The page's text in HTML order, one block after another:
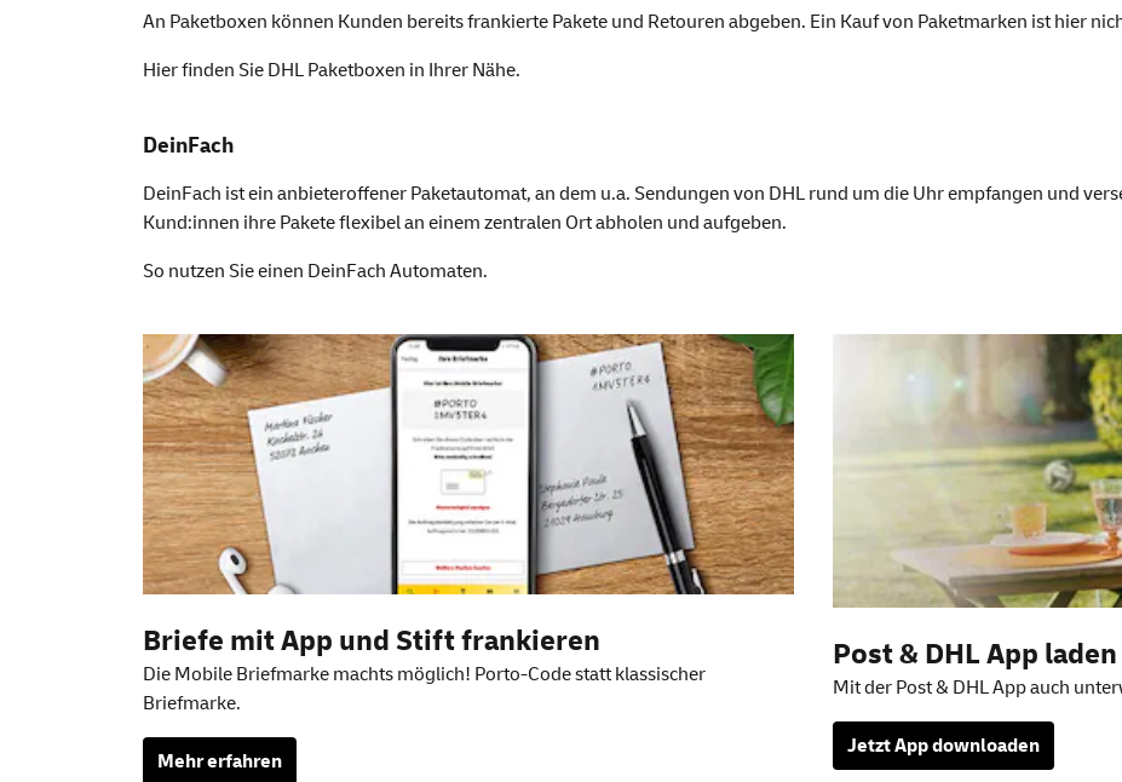
An Paketboxen können Kunden bereits frankierte Pakete und Retouren abgeben. Ein Kauf von Paketmarken ist hier
Hier finden Sie DHL Paketboxen in Ihrer Nähe.
DeinFach
DeinFach ist ein anbieteroffener Paketautomat, an dem u.a. Sendungen von DHL rund um die Uhr empfangen und
Kund:innen ihre Pakete flexibel an einem zentralen Ort abholen und aufgeben.
So nutzen Sie einen DeinFach Automaten.
Weitere Informationen
Briefe mitApp und Stift frankieren
Die Mobile Briefmarke machts möglich! Porto-Code statt klassischer
Briefmarke.
Mehr erfahren
Post & DHL App laden
Mit der Post & DHL App auch
JetztAppdownloaden